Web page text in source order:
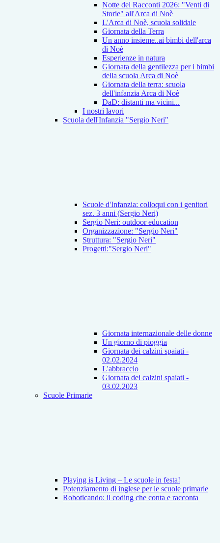
Notte dei Racconti 2026: "Venti di
Storie" all'Arca di Noè
L'Arca di Noè, scuola solidale
Giornata della Terra
Un anno insieme..ai bimbi dell'arca
di Noè
Esperienze in natura
Giornata della gentilezza per i bimbi
della scuola Arca di Noè
Giornata della terra: scuola
dell'infanzia Arca di Noè
DaD: distanti ma vicini...
I nostri lavori
Scuola dell'Infanzia "Sergio Neri"
Scuole d'Infanzia: colloqui con i genitori
sez. 3 anni (Sergio Neri)
Sergio Neri: outdoor education
Organizzazione: "Sergio Neri"
Struttura: "Sergio Neri"
Progetti:"Sergio Neri"
Giornata internazionale delle donne
Un giorno di pioggia
Giornata dei calzini spaiati -
02.02.2024
L'abbraccio
Giornata dei calzini spaiati -
03.02.2023
Scuole Primarie
Playing is Living – Le scuole in festa!
Potenziamento di inglese per le scuole primarie
Roboticando: il coding che conta e racconta